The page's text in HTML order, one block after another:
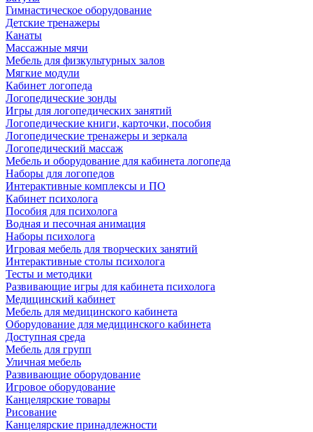
Гимнастическое оборудование
Детские тренажеры
Канаты
Массажные мячи
Мебель для физкультурных залов
Мягкие модули
Кабинет логопеда
Логопедические зонды
Игры для логопедических занятий
Логопедические книги, карточки, пособия
Логопедические тренажеры и зеркала
Логопедический массаж
Мебель и оборудование для кабинета логопеда
Наборы для логопедов
Интерактивные комплексы и ПО
Кабинет психолога
Пособия для психолога
Водная и песочная анимация
Наборы психолога
Игровая мебель для творческих занятий
Интерактивные столы психолога
Тесты и методики
Развивающие игры для кабинета психолога
Медицинский кабинет
Мебель для медицинского кабинета
Оборудование для медицинского кабинета
Доступная среда
Мебель для групп
Уличная мебель
Развивающие оборудование
Игровое оборудование
Канцелярские товары
Рисование
Канцелярские принадлежности